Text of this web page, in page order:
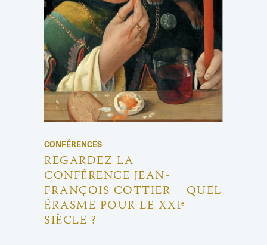
CONFÉRENCES
REGARDEZ LA
CONFÉRENCE JEAN-
FRANÇOIS COTTIER – QUEL
ÉRASME POUR LE XXIᵉ
SIÈCLE ?